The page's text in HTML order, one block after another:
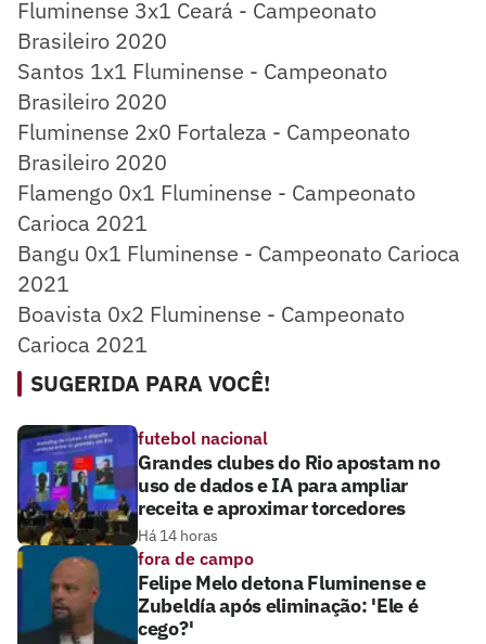
Fluminense 3x1 Ceará - Campeonato
Brasileiro 2020
Santos 1x1 Fluminense - Campeonato
Brasileiro 2020
Fluminense 2x0 Fortaleza - Campeonato
Brasileiro 2020
Flamengo 0x1 Fluminense - Campeonato
Carioca 2021
Bangu 0x1 Fluminense - Campeonato Carioca
2021
Boavista 0x2 Fluminense - Campeonato
Carioca 2021
SUGERIDA PARA VOCÊ!
futebol nacional
Grandes clubes do Rio apostam no
uso de dados e IA para ampliar
receita e aproximar torcedores
Há 14 horas
fora de campo
Felipe Melo detona Fluminense e
Zubeldía após eliminação: 'Ele é
cego?'